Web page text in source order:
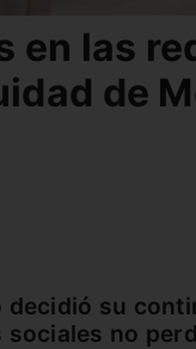
en las
de
su
sociales no